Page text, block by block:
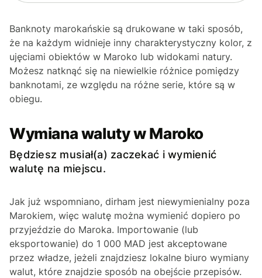
Banknoty marokańskie są drukowane w taki sposób,
że na każdym widnieje inny charakterystyczny kolor, z
ujęciami obiektów w Maroko lub widokami natury.
Możesz natknąć się na niewielkie różnice pomiędzy
banknotami, ze względu na różne serie, które są w
obiegu.
Wymiana waluty w Maroko
Będziesz musiał(a) zaczekać i wymienić
walutę na miejscu.
Jak już wspomniano, dirham jest niewymienialny poza
Marokiem, więc walutę można wymienić dopiero po
przyjeździe do Maroka. Importowanie (lub
eksportowanie) do 1 000 MAD jest akceptowane
przez władze, jeżeli znajdziesz lokalne biuro wymiany
walut, które znajdzie sposób na obejście przepisów.